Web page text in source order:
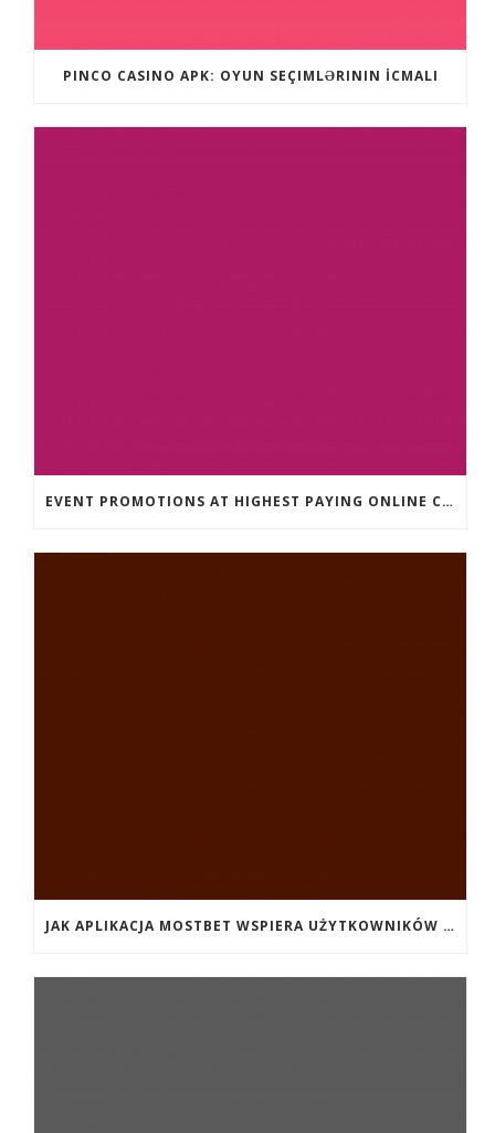
PINCO CASINO APK: OYUN SEÇIMLƏRININ İCMALI
EVENT PROMOTIONS AT HIGHEST PAYING ONLINE CASINOS WITH BEST RTP
JAK APLIKACJA MOSTBET WSPIERA UŻYTKOWNIKÓW ANDROIDA?